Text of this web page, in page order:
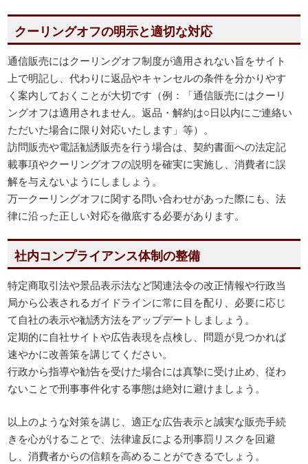
クーリングオフの明示と適切な対応
通信販売にはクーリングオフ制度が適用されない旨をサイト
上で明記し、代わりに返品やキャンセルの条件を分かりやす
く案内しておくことが大切です（例：「通信販売にはクーリ
ングオフは適用されません。返品・解約は○日以内にご連絡い
ただいた場合に限り対応いたします」等）。
訪問販売や電話勧誘販売を行う場合は、契約書面への法定記
載事項やクーリングオフの説明を確実に実施し、消費者に誤
解を与えないようにしましょう。
万一クーリングオフに関する問い合わせがあった際にも、法
律に沿った正しい対応を徹底する必要があります。
社内コンプライアンス体制の整備
特定商取引法や景品表示法など関連法令の改正情報や行政当
局から公表されるガイドラインに常に目を配り、必要に応じ
て自社の表示や勧誘方法をアップデートしましょう。
定期的に自社サイトや広告表現を点検し、問題が見つかれば
速やかに改善策を講じてください。
行政から指導や勧告を受けた場合には真摯に受け止め、従わ
ないことで刑事事件化する事態は絶対に避けましょう。
以上のような対策を講じ、適正な広告表示と誠実な販売手続
きを心がけることで、法律違反による刑事罰リスクを回避
し、消費者からの信頼を高めることができるでしょう。